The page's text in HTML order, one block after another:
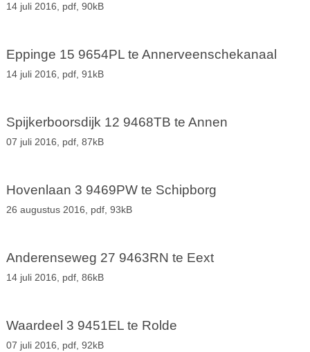
14 juli 2016, pdf, 90kB
Eppinge 15 9654PL te Annerveenschekanaal
14 juli 2016, pdf, 91kB
Spijkerboorsdijk 12 9468TB te Annen
07 juli 2016, pdf, 87kB
Hovenlaan 3 9469PW te Schipborg
26 augustus 2016, pdf, 93kB
Anderenseweg 27 9463RN te Eext
14 juli 2016, pdf, 86kB
Waardeel 3 9451EL te Rolde
07 juli 2016, pdf, 92kB